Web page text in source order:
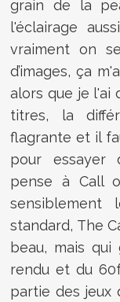
grain de la
l'éclairage
vraiment on
d’images, ça
alors que je l'ai
titres, la
flagrante et il
pour essayer
pense à Call
sensiblement
standard, The
beau, mais
rendu et du
partie des jeux